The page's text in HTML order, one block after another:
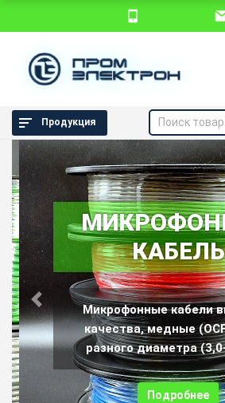
Продукция
КАБЕЛЬ
Микрофонные кабели
качества, медные
разного диаметра
Подробнее
Previous
Аккумуляторы, батарейки, блоки
зарядные устройства, корпуса и
питания